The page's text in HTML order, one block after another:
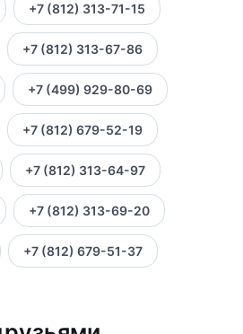
+7 (812) 313-71-15
+7 (812) 313-67-86
+7 (499) 929-80-69
+7 (812) 679-52-19
+7 (812) 313-64-97
+7 (812) 313-69-20
+7 (812) 679-51-37